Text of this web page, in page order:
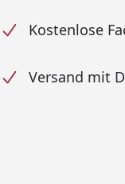
Kostenlose
Versand mit